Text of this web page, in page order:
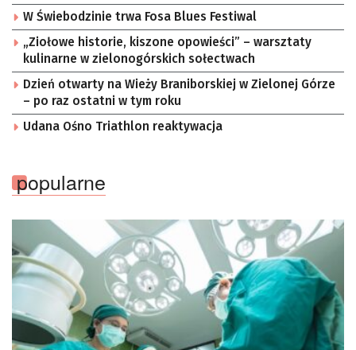
W Świebodzinie trwa Fosa Blues Festiwal
„Ziołowe historie, kiszone opowieści” – warsztaty
kulinarne w zielonogórskich sołectwach
Dzień otwarty na Wieży Braniborskiej w Zielonej Górze
– po raz ostatni w tym roku
Udana Ośno Triathlon reaktywacja
popularne